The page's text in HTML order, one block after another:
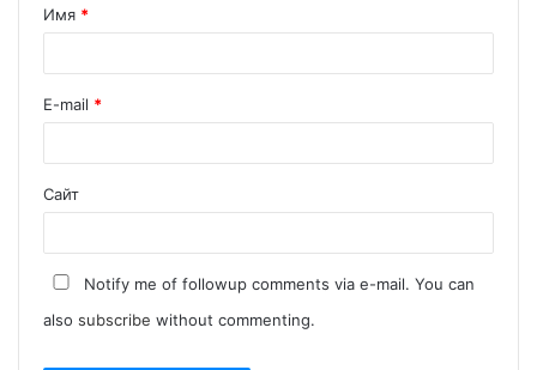
Имя *
E-mail *
Сайт
Notify me of followup comments via e-mail. You can
also subscribe without commenting.